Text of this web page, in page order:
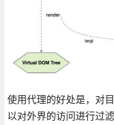
使用代理的好处是，对
以对外界的访问进行过